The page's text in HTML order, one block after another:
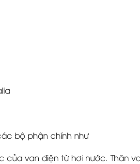
bộ phận chính như
van điện từ hơi nước. Thân